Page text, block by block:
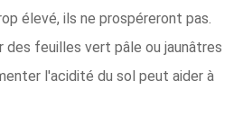
élevé, ils ne prospéreront pas.
des feuilles vert pâle ou jaunâtres
l'acidité du sol peut aider à